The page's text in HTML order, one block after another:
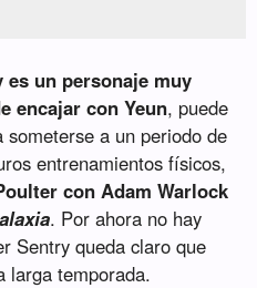
es un personaje muy
encajar con Yeun, puede
a un periodo de
entrenamientos físicos,
con Adam Warlock
. Por ahora no hay
Sentry queda claro que
larga temporada.